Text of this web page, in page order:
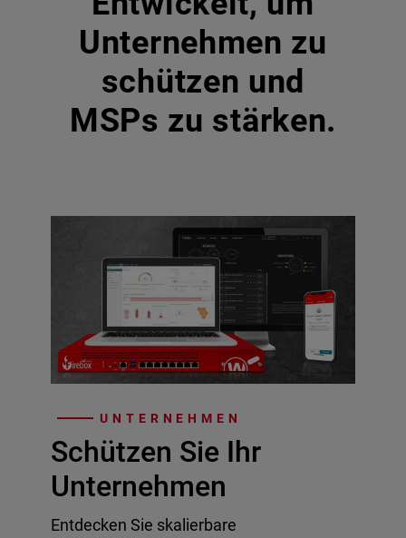
Unternehmen zu
schützen und
MSPs zu stärken.
UNTERNEHMEN
Schützen Sie Ihr
Unternehmen
Entdecken Sie skalierbare